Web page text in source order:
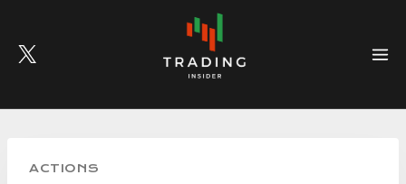
content
ACTIONS